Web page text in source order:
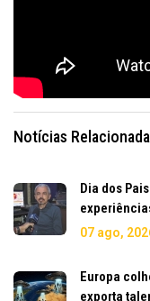
Notícias
Dia dos
07 ago,
Europa
exporta